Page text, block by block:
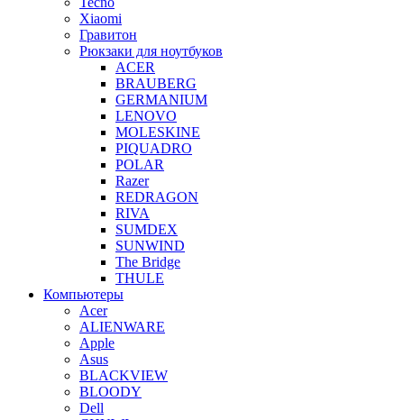
Xiaomi
Гравитон
Рюкзаки для ноутбуков
ACER
BRAUBERG
GERMANIUM
LENOVO
MOLESKINE
PIQUADRO
POLAR
Razer
REDRAGON
RIVA
SUMDEX
SUNWIND
The Bridge
THULE
Компьютеры
Acer
ALIENWARE
Apple
Asus
BLACKVIEW
BLOODY
Dell